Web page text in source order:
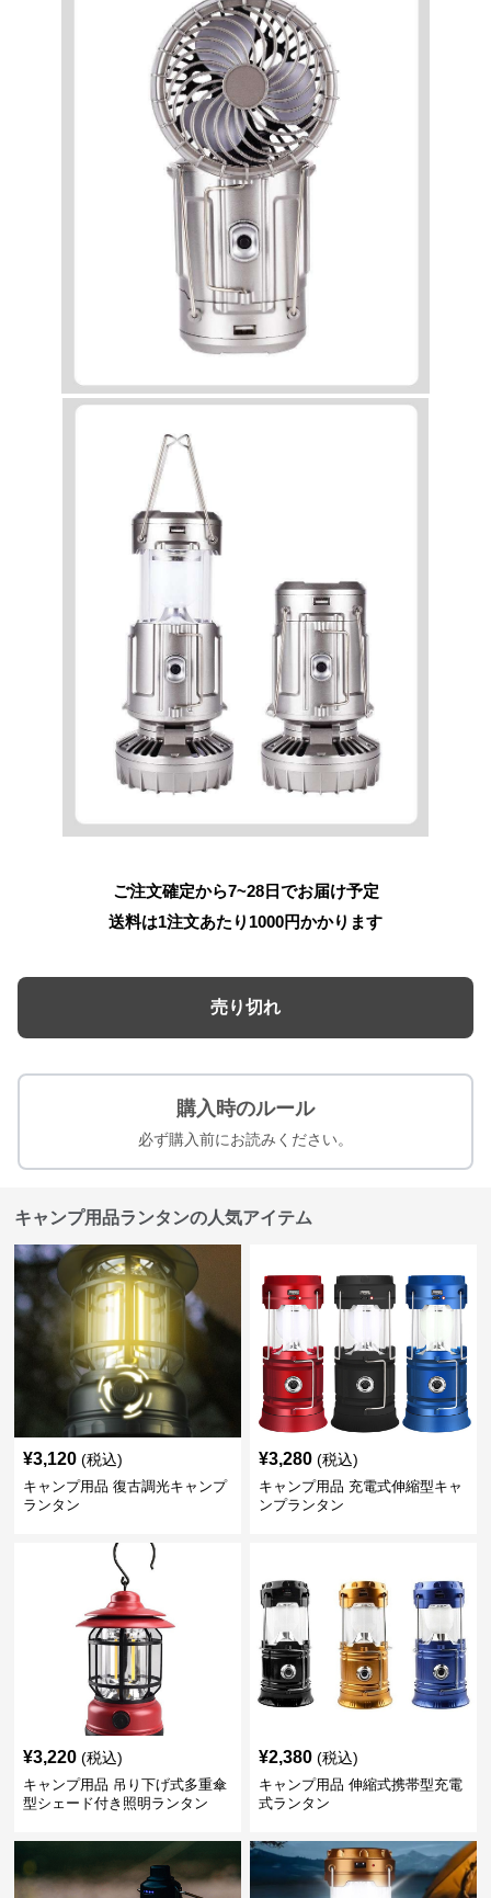
ご注文確定から7~28日でお届け予定
送料は1注文あたり 1000円かかります
売り切れ
購入時のルール
必ず購入前にお読みください。
キャンプ用品ランタンの人気アイテム
¥3,120 (税込)
キャンプ用品 復古調光キャンプ
ランタン
¥3,280 (税込)
キャンプ用品 充電式伸縮型キャ
ンプランタン
¥3,220 (税込)
キャンプ用品 吊り下げ式多重傘
型シェード付き照明ランタン
¥2,380 (税込)
キャンプ用品 伸縮式携帯型充電
式ランタン